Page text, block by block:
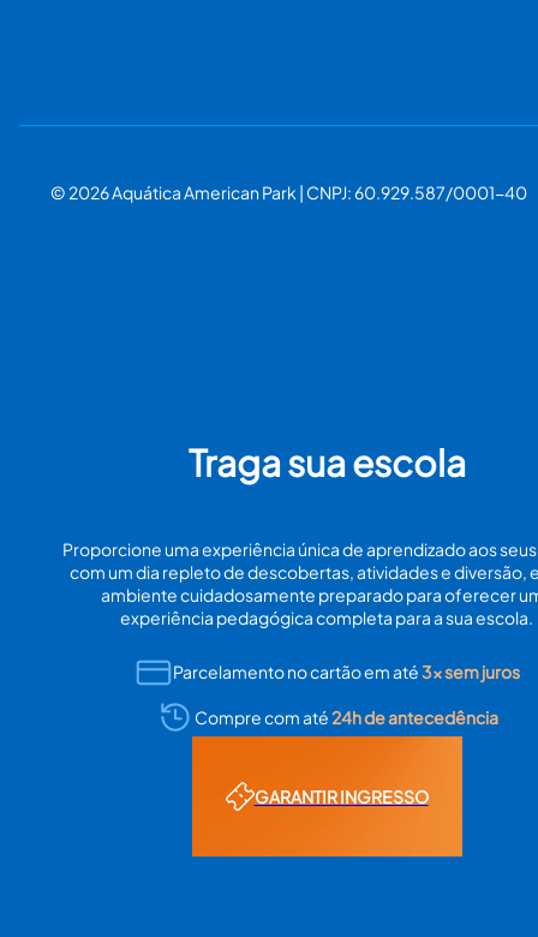
© 2026 Aquática American Park | CNPJ: 60.929.587/0001-40
Traga sua escola
Proporcione uma experiência única de aprendizado aos
com um dia repleto de descobertas, atividades e diversão,
ambiente cuidadosamente preparado para oferecer
experiência pedagógica completa para a sua escola.
Parcelamento no cartão em até3x sem juros
Compre com até24h de antecedência
GARANTIR INGRESSO